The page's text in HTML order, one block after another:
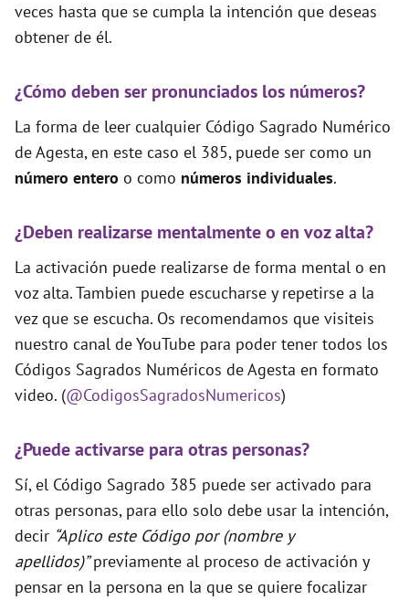
veces hasta que se cumpla la intención que deseas
obtener de él.
¿Cómo deben ser pronunciados los números?
La forma de leer cualquier Código Sagrado Numérico
de Agesta, en este caso el 385, puede ser como un
número entero o como números individuales.
¿Deben realizarse mentalmente o en voz alta?
La activación puede realizarse de forma mental o en
voz alta. Tambien puede escucharse y repetirse a la
vez que se escucha. Os recomendamos que visiteis
nuestro canal de YouTube para poder tener todos los
Códigos Sagrados Numéricos de Agesta en formato
video. (@CodigosSagradosNumericos)
¿Puede activarse para otras personas?
Sí, el Código Sagrado 385 puede ser activado para
otras personas, para ello solo debe usar la intención,
decir “Aplico este Código por (nombre y
apellidos)”previamente al proceso de activación y
pensar en la persona en la que se quiere focalizar